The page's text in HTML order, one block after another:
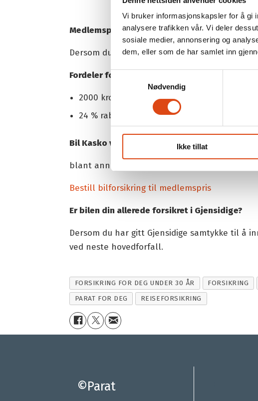
Vi bruker informasjonskapsler for å gi
analysere trafikken vår. Vi deler
sosiale medier, annonsering og
dem, eller som de har samlet inn
Samtykkevalg
Nødvendig
Ikke tillat
Medlemspris på bilforsikring
Dersom du ikke har forsikret bilen din i
Fordeler for deg som Parat-medlem:
2000 kroner lavere egenandel ved
24 % rabatt - (32 % rabatt om du er under
Bil Kasko velges av mange og da får du:
blant annet en av markedets beste
Bestill bilforsikring til medlemspris
Er bilen din allerede forsikret i Gjensidige?
Dersom du har gitt Gjensidige samtykke til å
ved neste hovedforfall.
FORSIKRING FOR DEG UNDER 30 ÅR FORSIKRING
PARAT FOR DEG
REISEFORSIKRING
©Parat